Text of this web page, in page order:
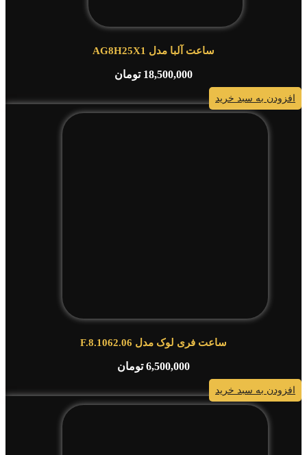
ساعت آلبا مدل AG8H25X1
18,500,000 تومان
افزودن به سبد خرید
ساعت فری لوک مدل F.8.1062.06
6,500,000 تومان
افزودن به سبد خرید